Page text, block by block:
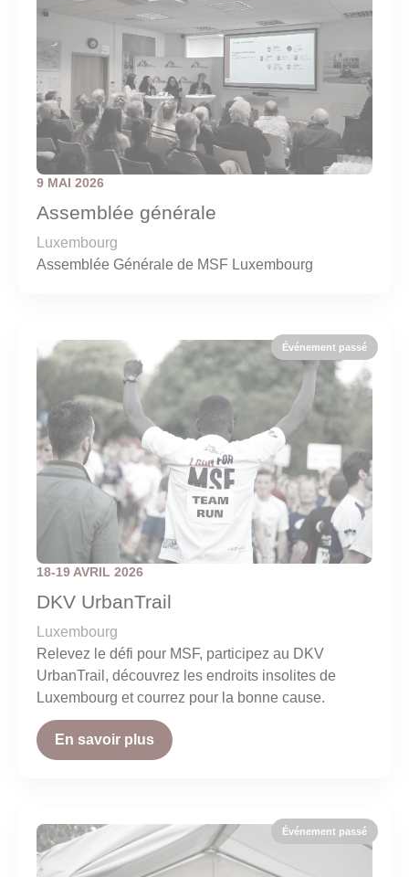
9 MAI 2026
Assemblée générale
Luxembourg
Assemblée Générale de MSF Luxembourg
18-19 AVRIL 2026
DKV UrbanTrail
Luxembourg
Relevez le défi pour MSF, participez au DKV
UrbanTrail, découvrez les endroits insolites de
Luxembourg et courrez pour la bonne cause.
En savoir plus